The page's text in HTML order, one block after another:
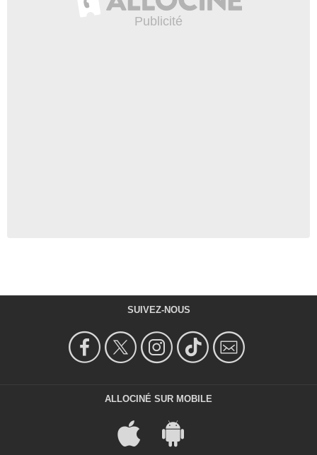
SUIVEZ-NOUS
ALLOCINÉ SUR MOBILE